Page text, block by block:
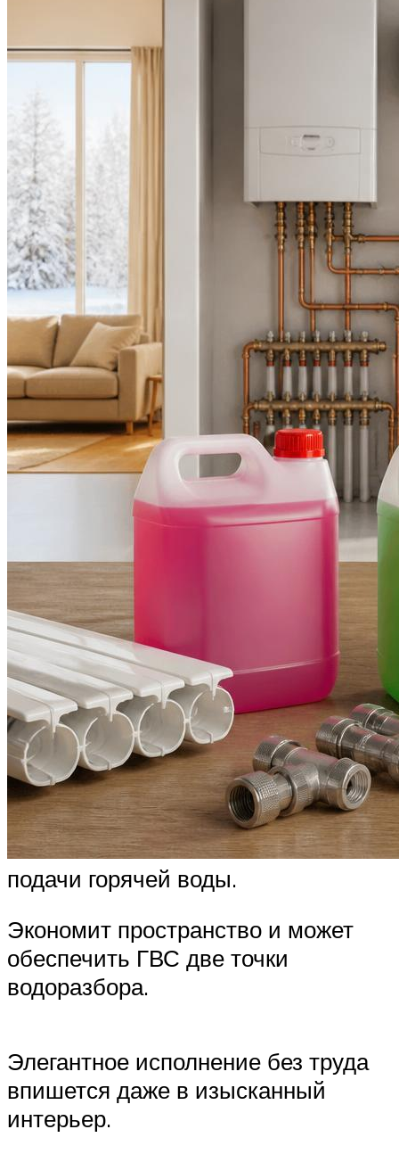
подачи горячей воды.
Экономит пространство и может
обеспечить ГВС две точки
водоразбора.
Элегантное исполнение без труда
впишется даже в изысканный
интерьер.